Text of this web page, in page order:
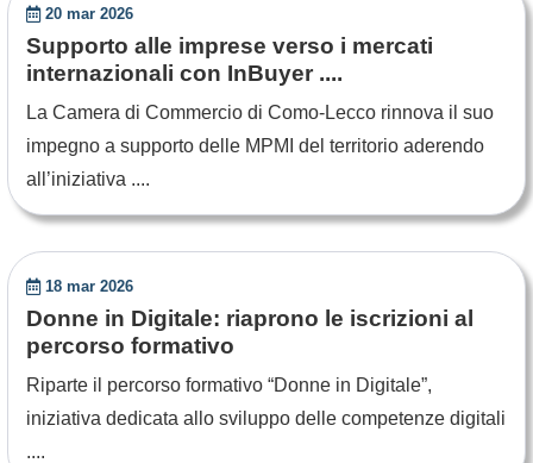
20 mar 2026
Supporto alle imprese verso i mercati
internazionali con InBuyer ....
La Camera di Commercio di Como-Lecco rinnova il suo
impegno a supporto delle MPMI del territorio aderendo
all’iniziativa ....
18 mar 2026
Donne in Digitale: riaprono le iscrizioni al
percorso formativo
Riparte il percorso formativo “Donne in Digitale”,
iniziativa dedicata allo sviluppo delle competenze digitali
....